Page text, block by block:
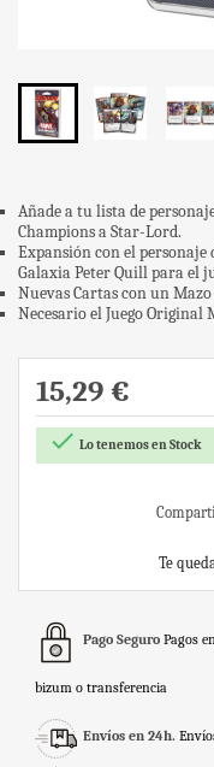
Añade a tu lista de
Champions a Star-Lord.
Expansión con el personaje
Galaxia Peter Quill para el
Nuevas Cartas con un
Necesario el Juego Original
15,29 €
 Lo tenemos en Stock
Te
Pago Seguro Pagos
bizum o transferencia
Envíos en 24h.